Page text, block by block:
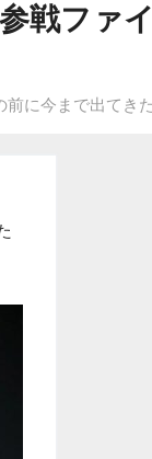
戦ファ
に今まで出てき